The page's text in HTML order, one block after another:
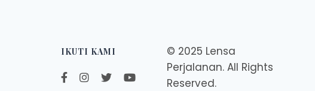
IKUTI KAMI
© 2025 Lensa
Perjalanan. All Rights
Reserved.